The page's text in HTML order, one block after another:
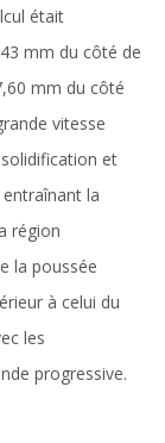
était
mm du côté de
mm du côté
vitesse
et
la
région
la poussée
à celui du
les
progressive.